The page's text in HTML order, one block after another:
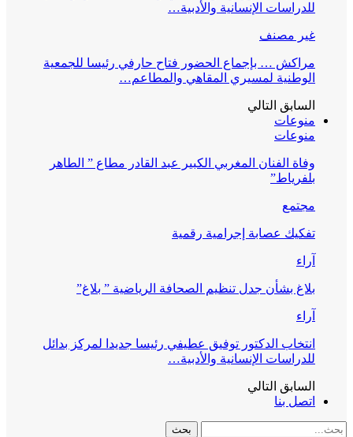
للدراسات الإنسانية والأدبية…
غير مصنف
مراكش … بإجماع الحضور فتاح حارفي رئيسا للجمعية
الوطنية لمسيري المقاهي والمطاعم…
السابق التالي
منوعات
منوعات
وفاة الفنان المغربي الكبير عبد القادر مطاع ” الطاهر
بلفرياط”
مجتمع
تفكيك عصابة إجرامية رقمية
آراء
بلاغ بشأن جدل تنظيم الصحافة الرياضية ” بلاغ”
آراء
انتخاب الدكتور توفيق عطيفي رئيسا جديدا لمركز بدائل
للدراسات الإنسانية والأدبية…
السابق التالي
اتصل بنا